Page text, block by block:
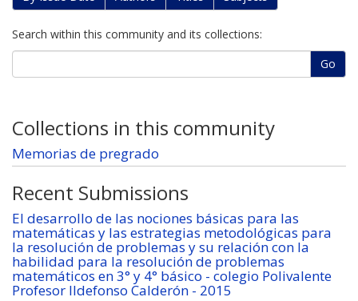
Search within this community and its collections:
Go
Collections in this community
Memorias de pregrado
Recent Submissions
El desarrollo de las nociones básicas para las
matemáticas y las estrategias metodológicas para
la resolución de problemas y su relación con la
habilidad para la resolución de problemas
matemáticos en 3° y 4° básico - colegio Polivalente
Profesor Ildefonso Calderón - 2015